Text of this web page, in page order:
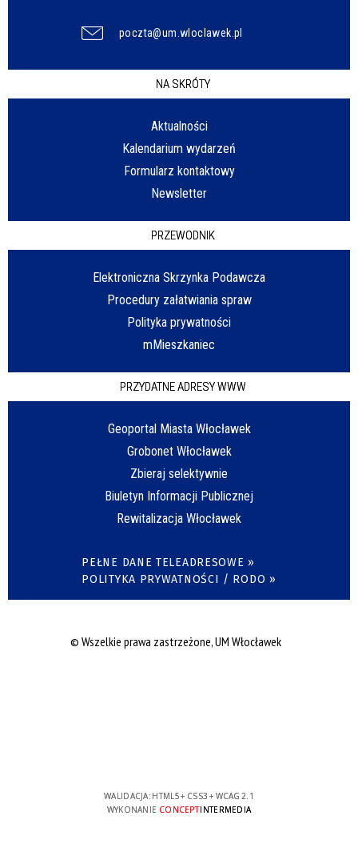
poczta@um.wloclawek.pl
NA SKRÓTY
Aktualności
Kalendarium wydarzeń
Formularz kontaktowy
Newsletter
PRZEWODNIK
Elektroniczna Skrzynka Podawcza
Procedury załatwiania spraw
Polityka prywatności
mMieszkaniec
PRZYDATNE ADRESY WWW
Geoportal Miasta Włocławek
Grobonet Włocławek
Zbieraj selektywnie
Biuletyn Informacji Publicznej
Rewitalizacja Włocławek
PEŁNE DANE TELEADRESOWE »
POLITYKA PRYWATNOŚCI / RODO »
© Wszelkie prawa zastrzeżone, UM Włocławek
WALIDACJA: HTML5+ CSS3 + WCAG 2.1
WYKONANIE CONCEPTINTERMEDIA